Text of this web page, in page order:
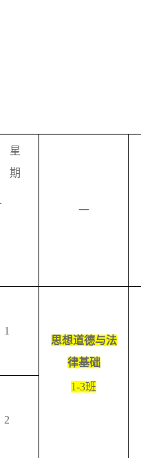
星
期
一
1
思想道德与法
律基础
1-3班
2